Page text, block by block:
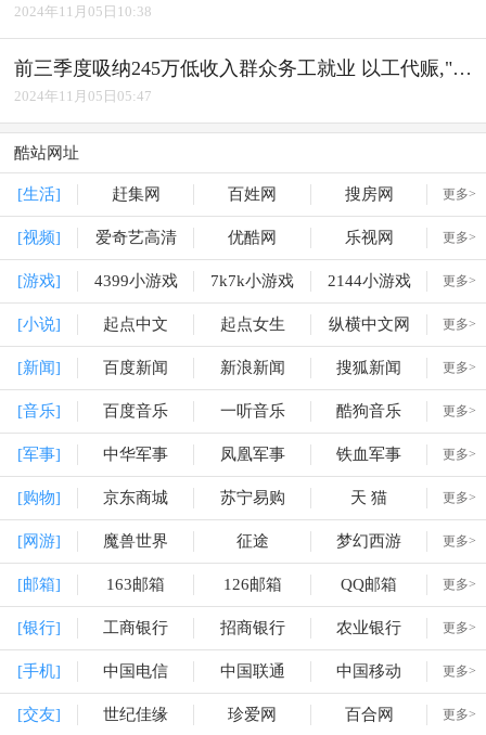
2024年11月05日10:38
前三季度吸纳245万低收入群众务工就业 以工代赈,"赈"出实效
2024年11月05日05:47
酷站网址
[生活] 赶集网 百姓网 搜房网 更多>
[视频] 爱奇艺高清 优酷网 乐视网 更多>
[游戏] 4399小游戏 7k7k小游戏 2144小游戏 更多>
[小说] 起点中文 起点女生 纵横中文网 更多>
[新闻] 百度新闻 新浪新闻 搜狐新闻 更多>
[音乐] 百度音乐 一听音乐 酷狗音乐 更多>
[军事] 中华军事 凤凰军事 铁血军事 更多>
[购物] 京东商城 苏宁易购 天 猫 更多>
[网游] 魔兽世界 征途 梦幻西游 更多>
[邮箱] 163邮箱 126邮箱 QQ邮箱 更多>
[银行] 工商银行 招商银行 农业银行 更多>
[手机] 中国电信 中国联通 中国移动 更多>
[交友] 世纪佳缘 珍爱网 百合网 更多>